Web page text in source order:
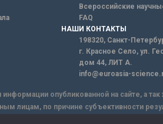
Всероссийские
FAQ
НАШИ КОНТАКТЫ
198320, Санкт-
г. Красное Село, ул.
дом 44, ЛИТ А.
info@euroasia-
опубликованной на сайте, а
лицам, по причине субъективности